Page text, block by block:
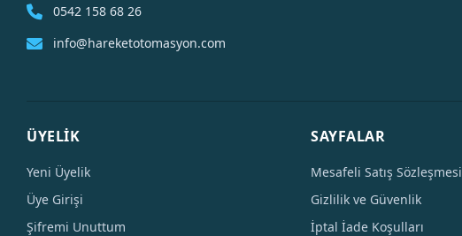
0542 158 68 26
info@hareketotomasyon.com
ÜYELİK
Yeni Üyelik
Üye Girişi
Şifremi Unuttum
SAYFALAR
Mesafeli Satış Sözleşmesi
Gizlilik ve Güvenlik
İptal İade Koşulları